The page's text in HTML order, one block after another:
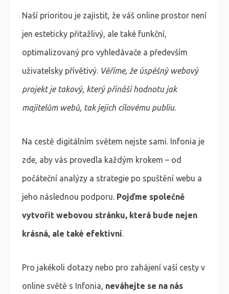
Naší prioritou je zajistit, že váš online prostor není
jen esteticky přitažlivý, ale také funkční,
optimalizovaný pro vyhledávače a především
uživatelsky přívětivý. Věříme, že úspěšný webový
projekt je takový, který přináší hodnotu jak
majitelům webů, tak jejich cílovému publiu.
Na cestě digitálním světem nejste sami. Infonia je
zde, aby vás provedla každým krokem – od
počáteční analýzy a strategie po spuštění webu a
jeho následnou podporu. Pojďme společně
vytvořit webovou stránku, která bude nejen
krásná, ale také efektivní.
Pro jakékoli dotazy nebo pro zahájení vaší cesty v
online světě s Infonia, neváhejte se na nás